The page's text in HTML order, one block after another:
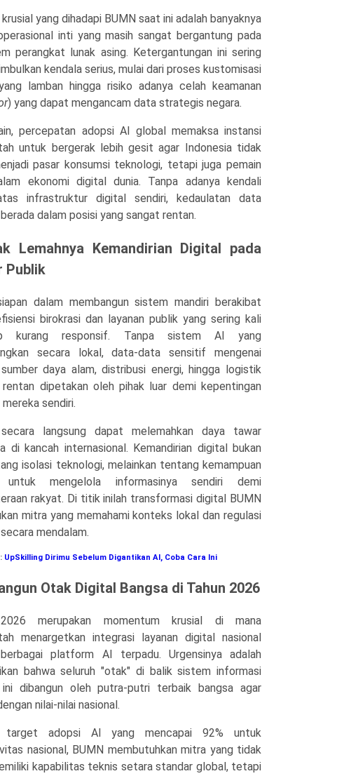
yang dihadapi BUMN saat ini adalah banyaknya
inti yang masih sangat bergantung pada
perangkat lunak asing. Ketergantungan ini sering
kendala serius, mulai dari proses kustomisasi
lamban hingga risiko adanya celah keamanan
) yang dapat mengancam data strategis negara.
percepatan adopsi AI global memaksa instansi
untuk bergerak lebih gesit agar Indonesia tidak
pasar konsumsi teknologi, tetapi juga pemain
ekonomi digital dunia. Tanpa adanya kendali
infrastruktur digital sendiri, kedaulatan data
dalam posisi yang sangat rentan.
Lemahnya Kemandirian Digital pada
Publik
dalam membangun sistem mandiri berakibat
birokrasi dan layanan publik yang sering kali
kurang responsif. Tanpa sistem AI yang
secara lokal, data-data sensitif mengenai
daya alam, distribusi energi, hingga logistik
rentan dipetakan oleh pihak luar demi kepentingan
sendiri.
langsung dapat melemahkan daya tawar
di kancah internasional. Kemandirian digital bukan
isolasi teknologi, melainkan tentang kemampuan
untuk mengelola informasinya sendiri demi
rakyat. Di titik inilah transformasi digital BUMN
mitra yang memahami konteks lokal dan regulasi
mendalam.
UpSkilling Dirimu Sebelum Digantikan AI, Coba Cara Ini
Otak Digital Bangsa di Tahun 2026
merupakan momentum krusial di mana
menargetkan integrasi layanan digital nasional
platform AI terpadu. Urgensinya adalah
bahwa seluruh "otak" di balik sistem informasi
dibangun oleh putra-putri terbaik bangsa agar
nilai-nilai nasional.
target adopsi AI yang mencapai 92% untuk
nasional, BUMN membutuhkan mitra yang tidak
kapabilitas teknis setara standar global, tetapi